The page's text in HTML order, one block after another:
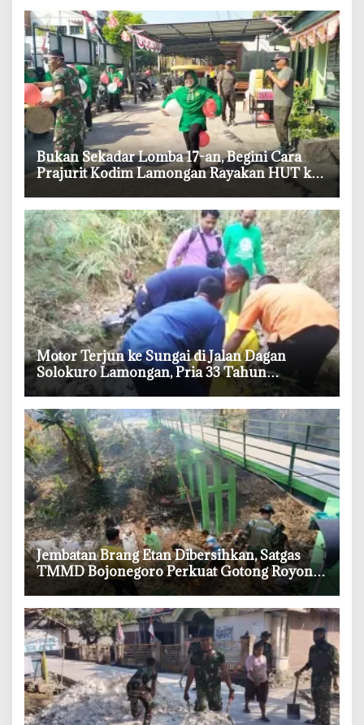
‎Bukan Sekadar Lomba 17-an, Begini Cara
Prajurit Kodim Lamongan Rayakan HUT ke-
‎Motor Terjun ke Sungai di Jalan Dagan
Solokuro Lamongan, Pria 33 Tahun
Meninggal
‎Jembatan Brang Etan Dibersihkan, Satgas
TMMD Bojonegoro Perkuat Gotong Royong
Warga